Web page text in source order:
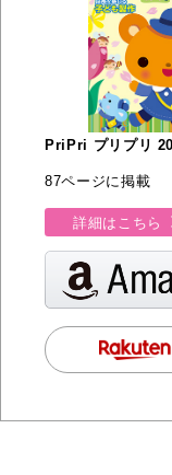
PriPri プリプリ
87ページに掲載
詳細はこちら